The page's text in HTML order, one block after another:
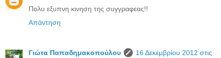
Πολυ εξυπνη κινηση της συγγραφεας!!
Απάντηση
Γιώτα Παπαδημακοπούλου
16 Δεκεμβρίου 2012 στις